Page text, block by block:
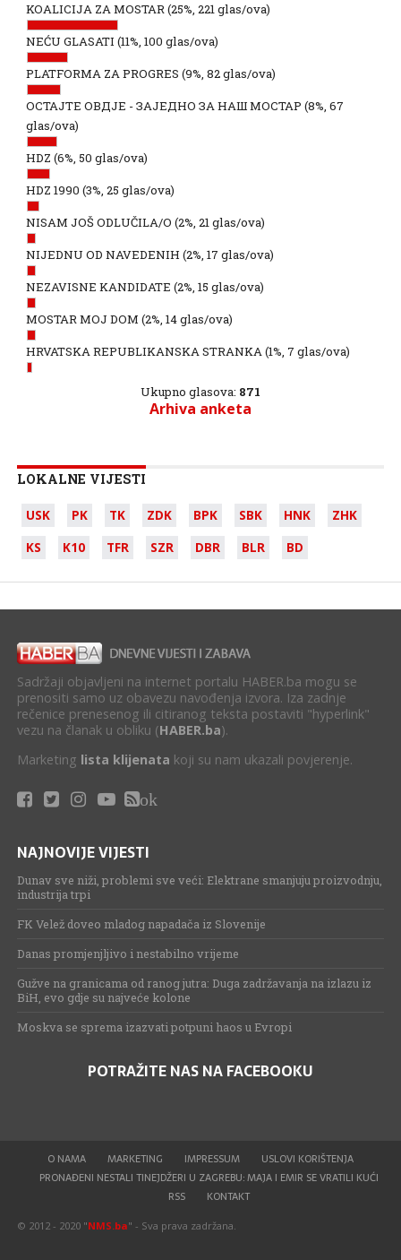
KOALICIJA ZA MOSTAR(25%, 221 glas/ova)
NEĆU GLASATI (11%, 100 glas/ova)
PLATFORMA ZA PROGRES (9%, 82 glas/ova)
ОСТАЈТЕ ОВДЈЕ - ЗАЈЕДНО ЗА НАШ МОСТАР (8%, 67
glas/ova)
HDZ (6%, 50 glas/ova)
HDZ 1990 (3%, 25 glas/ova)
NISAM JOŠ ODLUČILA/O (2%, 21 glas/ova)
NIJEDNU OD NAVEDENIH (2%, 17 glas/ova)
NEZAVISNE KANDIDATE (2%, 15 glas/ova)
MOSTAR MOJ DOM (2%, 14 glas/ova)
HRVATSKA REPUBLIKANSKA STRANKA(1%, 7 glas/ova)
Ukupno glasova: 871
Arhiva anketa
LOKALNE VIJESTI
USK PK TK ZDK BPK SBK HNK
ZHK
KS
K10 TFR SZR DBR BLR BD
Sadržaji objavljeni na internet portalu HABER.ba mogu se
prenositi samo uz obavezu navođenja izvora. Iza zadnje
rečenice prenesenog ili citiranog teksta postaviti "hyperlink"
vezu na članak u obliku (HABER.ba).
Marketing lista klijenata koji su nam ukazali povjerenje.
ok
NAJNOVIJE VIJESTI
Dunav sve niži, problemi sve veći: Elektrane smanjuju proizvodnju,
industrija trpi
FK Velež doveo mladog napadača iz Slovenije
Danas promjenjljivo i nestabilno vrijeme
Gužve na granicama od ranog jutra: Duga zadržavanja na izlazu iz
BiH, evo gdje su najveće kolone
Moskva se sprema izazvati potpuni haos u Evropi
POTRAŽITE NAS NA FACEBOOKU
O NAMA MARKETING IMPRESSUM
USLOVI KORIŠTENJA
PRONAĐENI NESTALI TINEJDŽERI U ZAGREBU: MAJA I EMIR SE VRATILI KUĆI
RSS
KONTAKT
© 2012 - 2020 "NMS.ba" - Sva prava zadržana.